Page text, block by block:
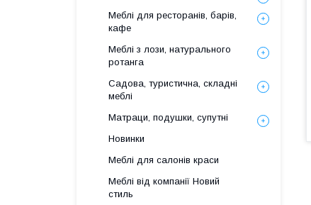
Меблі для ресторанів, барів,
кафе
Меблі з лози, натурального
ротанга
Садова, туристична, складні
меблі
Матраци, подушки, супутні
Новинки
Меблі для салонів краси
Меблі від компанії Новий
стиль